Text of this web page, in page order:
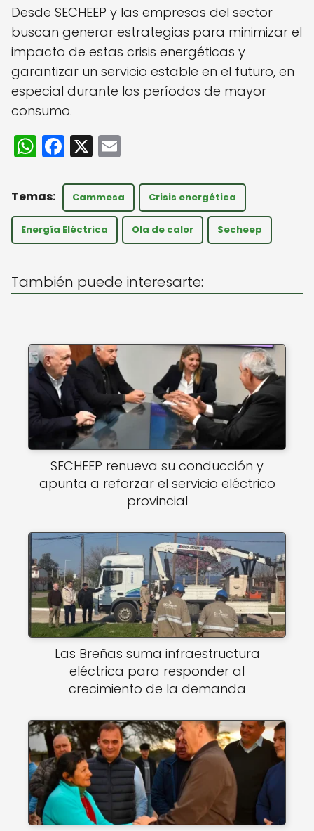
Desde SECHEEP y las empresas del sector
buscan generar estrategias para minimizar el
impacto de estas crisis energéticas y
garantizar un servicio estable en el futuro, en
especial durante los períodos de mayor
consumo.
W
h
a
ts
A
p
F
a
c
e
b
o
k
X
ai
l
Cammesa Crisis energética
Energía Eléctrica Ola de calor Secheep
También puede interesarte:
SECHEEP renueva su conducción y
apunta a reforzar el servicio eléctrico
provincial
Las Breñas suma infraestructura
eléctrica para responder al
crecimiento de la demanda